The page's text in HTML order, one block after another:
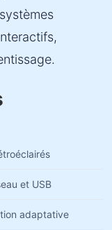
et USB
adaptative